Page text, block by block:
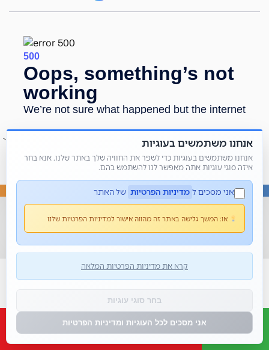
© כל הזכויות שמורות 2026 • מור קנדי - פשוט למשחק
אנחנו משתמשים בעוגיות
אנחנו משתמשים בעוגיות כדי לשפר את החוויה שלך באתר שלנו. אנא בחר
איזה סוגי עוגיות אתה מאפשר לנו להשתמש בהם.
אני מסכים ל מדיניות הפרטיות של האתר
או: המשך גלישה באתר זה מהווה אישור למדיניות הפרטיות שלנו
קרא את מדיניות הפרטיות המלאה
בחר סוגי עוגיות
אני מסכים לכל העוגיות ומדיניות הפרטיות